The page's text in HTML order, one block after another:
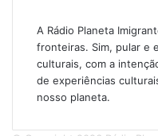
A Rádio Planeta
fronteiras. Sim, pular e
culturais, com a
de experiências
nosso planeta.